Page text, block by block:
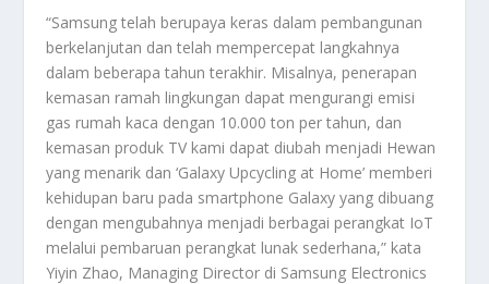
“Samsung telah berupaya keras dalam pembangunan
berkelanjutan dan telah mempercepat langkahnya
dalam beberapa tahun terakhir. Misalnya, penerapan
kemasan ramah lingkungan dapat mengurangi emisi
gas rumah kaca dengan 10.000 ton per tahun, dan
kemasan produk TV kami dapat diubah menjadi Hewan
yang menarik dan ‘Galaxy Upcycling at Home’ memberi
kehidupan baru pada smartphone Galaxy yang dibuang
dengan mengubahnya menjadi berbagai perangkat IoT
melalui pembaruan perangkat lunak sederhana,” kata
Yiyin Zhao, Managing Director di Samsung Electronics